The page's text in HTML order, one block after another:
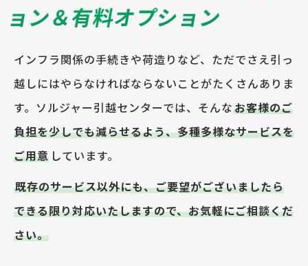
ョン＆有料オプション
インフラ関係の手続きや荷造りなど、ただでさえ引っ
越しにはやらなければならないことがたくさんありま
す。ソルジャー引越センターでは、そんな お客様のご
負担を少しでも減らせるよう、多種多様なサービスを
ご用意 しています。
既存のサービス以外にも、ご要望がございましたら
できる限り対応いたしますので、お気軽にご相談くだ
さい。